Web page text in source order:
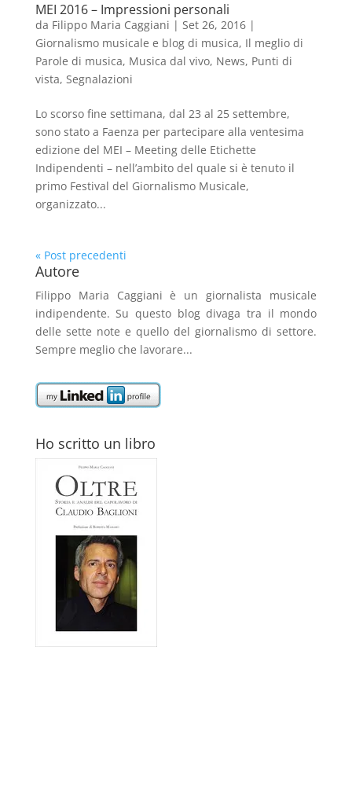
MEI 2016 – Impressioni personali
da Filippo Maria Caggiani | Set 26, 2016|
Giornalismo musicale e blog di musica, Il meglio di
Parole di musica, Musica dal vivo, News, Punti di
vista, Segnalazioni
Lo scorso fine settimana, dal 23 al 25 settembre,
sono stato a Faenza per partecipare alla ventesima
edizione del MEI – Meeting delle Etichette
Indipendenti – nell’ambito del quale si è tenuto il
primo Festival del Giornalismo Musicale,
organizzato...
« Post precedenti
Autore
Filippo Maria Caggiani è un giornalista musicale
indipendente. Su questo blog divaga tra il mondo
delle sette note e quello del giornalismo di settore.
Sempre meglio che lavorare...
Ho scritto un libro